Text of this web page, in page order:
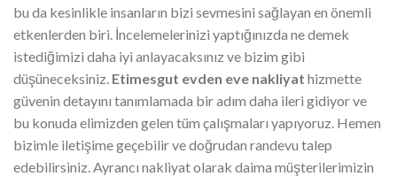
bu da kesinlikle insanların bizi sevmesini sağlayan en önemli
etkenlerden biri. İncelemelerinizi yaptığınızda ne demek
istediğimizi daha iyi anlayacaksınız ve bizim gibi
düşüneceksiniz. Etimesgut evden eve nakliyat hizmette
güvenin detayını tanımlamada bir adım daha ileri gidiyor ve
bu konuda elimizden gelen tüm çalışmaları yapıyoruz. Hemen
bizimle iletişime geçebilir ve doğrudan randevu talep
edebilirsiniz. Ayrancı nakliyat olarak daima müşterilerimizin